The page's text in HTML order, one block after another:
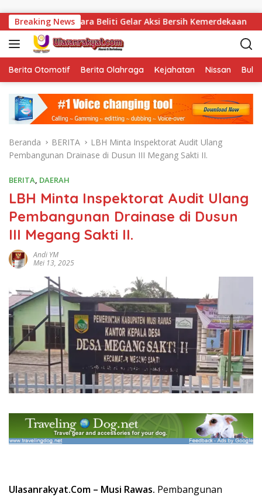
Breaking News
Beliti Gelar Aksi Bersih Kemerdekaan Vonis
Berita Otomotif Berita Olahraga Kejahatan Nissan
Beranda BERITA
LBH Minta Inspektorat Audit Ulang
Pembangunan Drainase di Dusun III Megang Sakti II.
BERITA, DAERAH
LBH Minta Inspektorat Audit Ulang
Pembangunan Drainase di Dusun
III Megang Sakti II.
Andi YM
Mei 13, 2025
Ulasanrakyat.Com – Musi Rawas. Pembangunan